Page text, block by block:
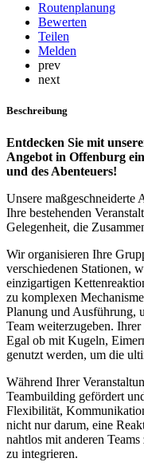
Routenplanung
Bewerten
Teilen
Melden
prev
next
Beschreibung
Entdecken Sie mit
Angebot in Offenburg
und des Abenteuers!
Unsere
Ihre bestehenden
Gelegenheit, die
Wir organisieren Ihre
verschiedenen Stationen,
einzigartigen
zu komplexen
Planung und Ausführung,
Team weiterzugeben.
Egal ob mit Kugeln,
genutzt werden, um die
Während Ihrer
Teambuilding gefördert
Flexibilität,
nicht nur darum, eine
nahtlos mit anderen
zu integrieren.